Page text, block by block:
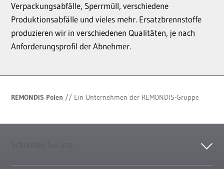
Verpackungsabfälle, Sperrmüll, verschiedene
Produktionsabfälle und vieles mehr. Ersatzbrennstoffe
produzieren wir in verschiedenen Qualitäten, je nach
Anforderungsprofil der Abnehmer.
REMONDIS Polen // Ein Unternehmen der REMONDIS-Gruppe